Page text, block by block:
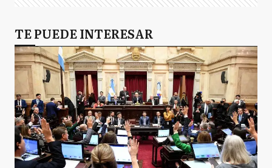
TE PUEDE INTERESAR